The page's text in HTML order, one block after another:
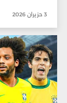
3 حزيران 2026